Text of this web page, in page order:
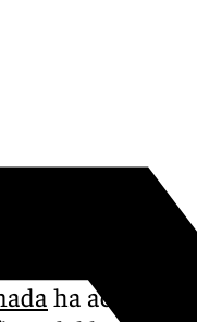
ha activado